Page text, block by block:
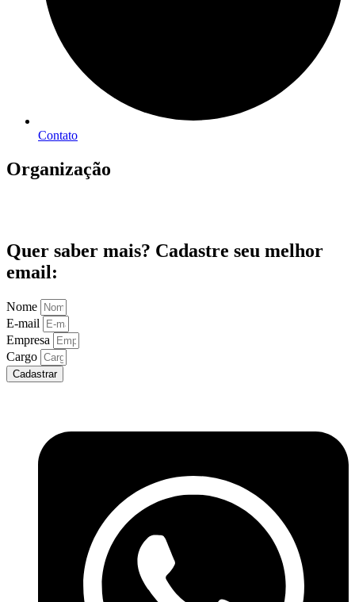
Contato
Organização
Quer saber mais? Cadastre seu melhor
email:
Nome
E-mail
Empresa
Cargo
Cadastrar